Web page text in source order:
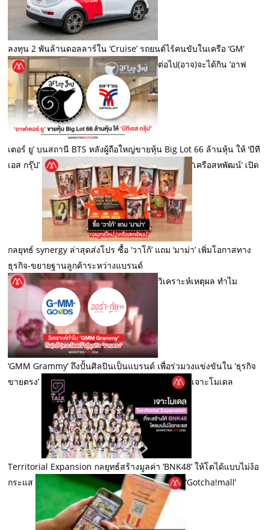
ลงทุน 2 พันล้านดอลลาร์ใน ‘Cruise’ รถยนต์ไร้คนขับในเครือ ‘GM’
ต่อไป(อาจ)จะได้กิน ‘อาฟ
เตอร์ ยู’ บนสถานี BTS หลังผู้ถือใหญ่ขายหุ้น Big Lot 66 ล้านหุ้น ให้ ‘บีที
เอส กรุ๊ป’
‘เครือสหพัฒน์’ เปิด
กลยุทธ์ synergy ล่าสุดส่งโปร ซื้อ ‘วาโก้’ แถม ‘มาม่า’ เพิ่มโอกาสทาง
ธุรกิจ-ขยายฐานลูกค้าระหว่างแบรนด์
วิเคราะห์เหตุผล ทำไม
‘GMM Grammy’ ถึงปั้นศิลปินเป็นแบรนด์ เพื่อร่วมวงแข่งขันใน ‘ธุรกิจ
ขายตรง’
เจาะโมเดล
Territorial Expansion กลยุทธ์สร้างมูลค่า ‘BNK48’ ให้โตได้แบบไม่ง้อ
กระแส
‘Gotcha!mall’